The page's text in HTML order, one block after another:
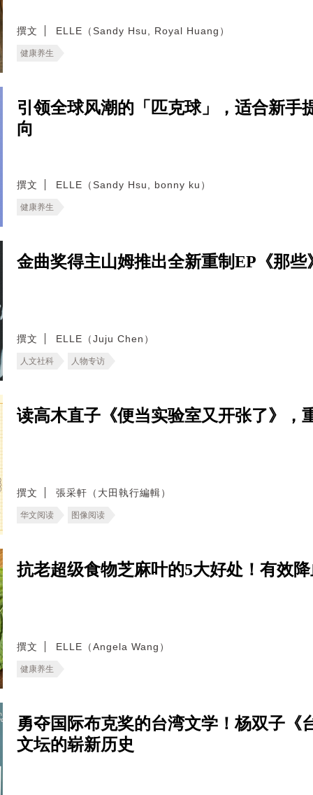
撰文 ELLE（Sandy Hsu, Royal Huang）
健康养生
引领全球风潮的「匹克球」，适合新手
向
撰文 ELLE（Sandy Hsu, bonny ku）
健康养生
金曲奖得主山姆推出全新重制EP《那
撰文 ELLE（Juju Chen）
人文社科 人物专访
读高木直子《便当实验室又开张了》，
撰文 張采軒（大田執行編輯）
华文阅读 图像阅读
抗老超级食物芝麻叶的5大好处！有效
撰文 ELLE（Angela Wang）
健康养生
勇夺国际布克奖的台湾文学！杨双子《
文坛的崭新历史